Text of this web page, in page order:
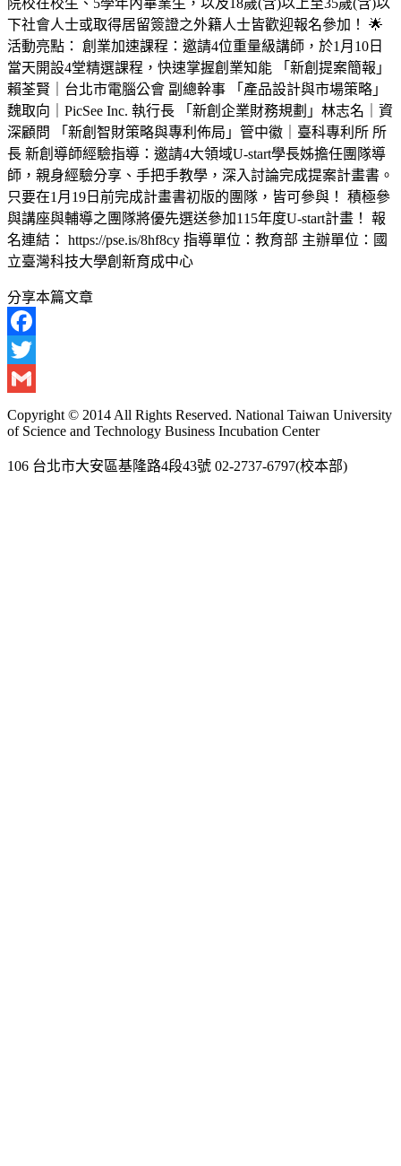
院校在校生、5學年內畢業生，以及18歲(含)以上至35歲(含)以
下社會人士或取得居留簽證之外籍人士皆歡迎報名參加！ 🌟
活動亮點： 創業加速課程：邀請4位重量級講師，於1月10日
當天開設4堂精選課程，快速掌握創業知能 「新創提案簡報」
賴荃賢｜台北市電腦公會 副總幹事 「產品設計與市場策略」
魏取向｜PicSee Inc. 執行長 「新創企業財務規劃」林志名｜資
深顧問 「新創智財策略與專利佈局」管中徽｜臺科專利所 所
長 新創導師經驗指導：邀請4大領域U-start學長姊擔任團隊導
師，親身經驗分享、手把手教學，深入討論完成提案計畫書。
只要在1月19日前完成計畫書初版的團隊，皆可參與！ 積極參
與講座與輔導之團隊將優先選送參加115年度U-start計畫！ 報
名連結： https://pse.is/8hf8cy 指導單位：教育部 主辦單位：國
立臺灣科技大學創新育成中心
分享本篇文章
Facebook
Twitter
Gmail
Copyright © 2014 All Rights Reserved. National Taiwan University
of Science and Technology Business Incubation Center
106 台北市大安區基隆路4段43號 02-2737-6797(校本部)